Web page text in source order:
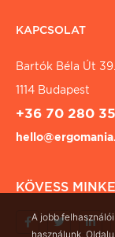
KAPCSOLAT
Bartók Béla Út 39.
1114 Budapest
+36 70 280
KÖVESS
A jobb
használunk.